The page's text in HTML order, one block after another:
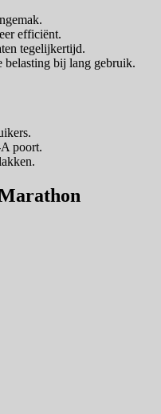
efficiënt.
tegelijkertijd.
belasting bij lang gebruik.
poort.